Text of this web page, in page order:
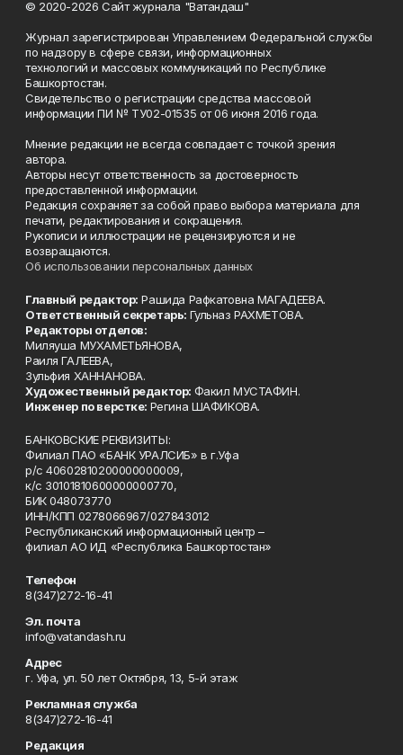
© 2020-2026 Сайт журнала "Ватандаш"
Журнал зарегистрирован Управлением Федеральной службы
по надзору в сфере связи, информационных
технологий и массовых коммуникаций по Республике
Башкортостан.
Свидетельство о регистрации средства массовой
информации ПИ № ТУ02-01535 от 06 июня 2016 года.
Мнение редакции не всегда совпадает с точкой зрения
автора.
Авторы несут ответственность за достоверность
предоставленной информации.
Редакция сохраняет за собой право выбора материала для
печати, редактирования и сокращения.
Рукописи и иллюстрации не рецензируются и не
возвращаются.
Об использовании персональных данных
Главный редактор: Рашида Рафкатовна МАГАДЕЕВА.
Ответственный секретарь: Гульназ РАХМЕТОВА.
Редакторы отделов:
Миляуша МУХАМЕТЬЯНОВА,
Раиля ГАЛЕЕВА,
Зульфия ХАННАНОВА.
Художественный редактор: Факил МУСТАФИН.
Инженер по верстке: Регина ШАФИКОВА.
БАНКОВСКИЕ РЕКВИЗИТЫ:
Филиал ПАО «БАНК УРАЛСИБ» в г.Уфа
р/с 40602810200000000009,
к/с 30101810600000000770,
БИК 048073770
ИНН/КПП 0278066967/027843012
Республиканский информационный центр –
филиал АО ИД «Республика Башкортостан»
Телефон
8(347)272-16-41
Эл. почта
info@vatandash.ru
Адрес
г. Уфа, ул. 50 лет Октября, 13, 5-й этаж
Рекламная служба
8(347)272-16-41
Редакция